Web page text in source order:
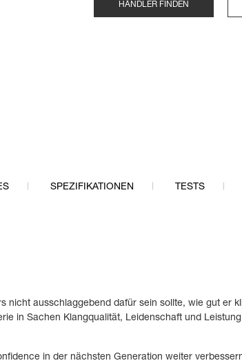
HÄNDLER FINDEN
SPEZIFIKATIONEN TESTS
nicht ausschlaggebend dafür sein sollte, wie gut er
in Sachen Klangqualität, Leidenschaft und
in der nächsten Generation weiter